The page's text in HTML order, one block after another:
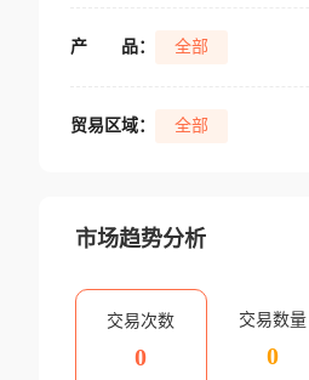
产 品： 全部
贸易区域： 全部
市场趋势分析
交易次数
0
交易数量
0